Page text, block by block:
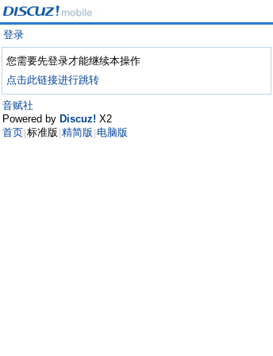
登录
您需要先登录才能继续本操作
点击此链接进行跳转
音赋社
Powered by Discuz! X2
首页 标准版 精简版 电脑版